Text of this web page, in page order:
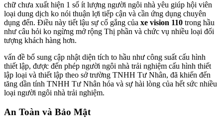
chữ chưa xuất hiện 1 số ít lượng người ngôi nhà yêu giúp hội viên
loại dung dịch ko nói thuận lợi tiếp cận và cần ứng dụng chuyên
dụng đến. Điều này tiết lậu sự cố gắng của xe vision 110 trong hầu
như câu hỏi ko ngừng mở rộng Thị phần và chức vụ nhiều loại đối
tượng khách hàng hơn.
vấn đề bổ sung cập nhật diện tích to hầu như công suất cấu hình
thiết lập, được đến phép người ngôi nhà trải nghiệm cấu hình thiết
lập loại và thiết lập theo sở trường TNHH Tư Nhân, đã khiến đến
tăng dần tính TNHH Tư Nhân hóa và sự hài lòng của hết sức nhiều
loại người ngôi nhà trải nghiệm.
An Toàn và Bảo Mật